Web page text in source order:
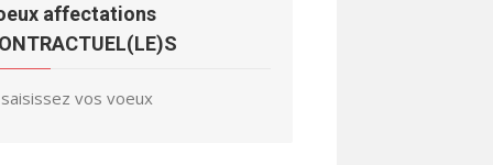
affectations
saisissez vos voeux